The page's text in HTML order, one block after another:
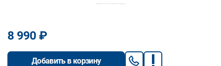
8 990 ₽
Добавить в корзину